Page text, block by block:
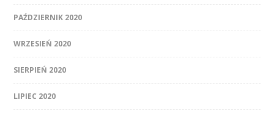
PAŹDZIERNIK 2020
WRZESIEŃ 2020
SIERPIEŃ 2020
LIPIEC 2020